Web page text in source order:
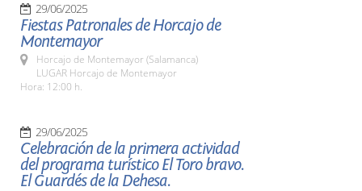
29/06/2025
Fiestas Patronales de Horcajo de
Montemayor
Horcajo de Montemayor (Salamanca)
LUGAR Horcajo de Montemayor
Hora: 12:00 h.
29/06/2025
Celebración de la primera actividad
del programa turístico El Toro bravo.
El Guardés de la Dehesa.